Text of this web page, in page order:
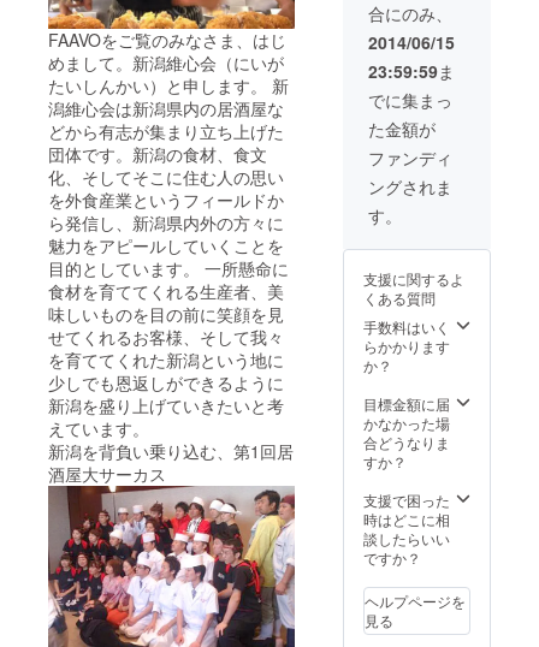
FAAVOをご覧のみなさま、はじ
めまして。新潟維心会（にいが
たいしんかい）と申します。 新
潟維心会は新潟県内の居酒屋な
どから有志が集まり立ち上げた
団体です。新潟の食材、食文
化、そしてそこに住む人の思い
を外食産業というフィールドか
ら発信し、新潟県内外の方々に
魅力をアピールしていくことを
目的としています。 一所懸命に
食材を育ててくれる生産者、美
味しいものを目の前に笑顔を見
せてくれるお客様、そして我々
を育ててくれた新潟という地に
少しでも恩返しができるように
新潟を盛り上げていきたいと考
えています。
新潟を背負い乗り込む、第1回居
酒屋大サーカス
合にのみ、
2014/06/15
23:59:59ま
でに集まっ
た金額が
ファンディ
ングされま
す。
支援に関するよ
くある質問
手数料はいく
らかかります
か？
目標金額に届
かなかった場
合どうなりま
すか？
支援で困った
時はどこに相
談したらいい
ですか？
ヘルプページを
見る